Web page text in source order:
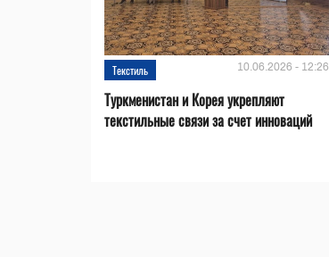
Текстиль 10.06.2026 - 12:26
Туркменистан и Корея укрепляют
текстильные связи за счет инноваций